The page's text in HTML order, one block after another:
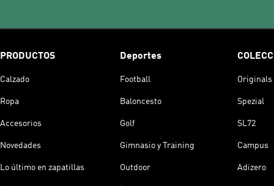
PRODUCTOS
Calzado
Ropa
Accesorios
Novedades
Lo último en zapatillas
Deportes
Football
Baloncesto
Golf
Gimnasio y Training
Outdoor
Originals
Spezial
SL72
Campus
Adizero